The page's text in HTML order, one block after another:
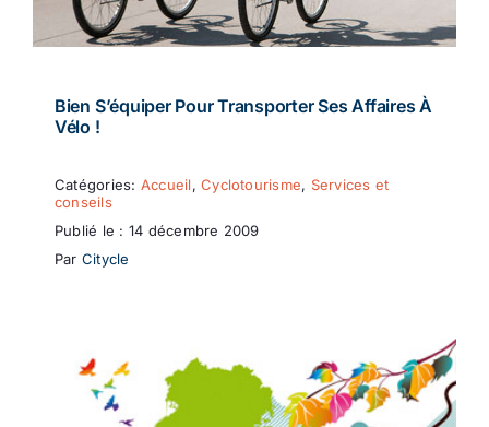
Bien S’équiper Pour Transporter Ses Affaires À
Vélo !
Catégories: Accueil,Cyclotourisme, Services et
conseils
Publié le : 14 décembre 2009
Par Citycle